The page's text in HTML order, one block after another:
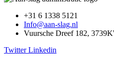
+31 6 1338 5121
Info@aan-slag.nl
Vuursche Dreef 182,
Twitter Linkedin